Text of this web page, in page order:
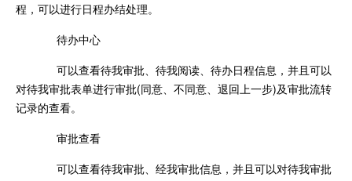
程，可以进行日程办结处理。
待办中心
可以查看待我审批、待我阅读、待办日程信息，并且可以
对待我审批表单进行审批(同意、不同意、退回上一步)及审批流转
记录的查看。
审批查看
可以查看待我审批、经我审批信息，并且可以对待我审批